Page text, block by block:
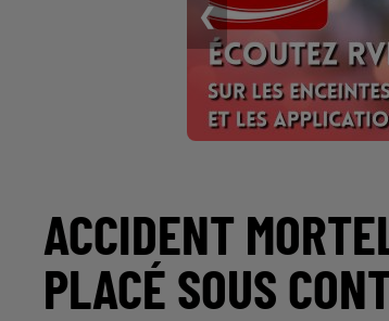
❮
ACCIDENT
PLACÉ SOUS